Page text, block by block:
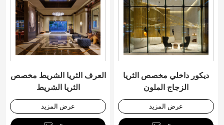
العرف الثريا الشريط مخصص
الثريا الشريط
عرض المزيد
ديكور داخلي مخصص الثريا
الزجاج الملون
عرض المزيد